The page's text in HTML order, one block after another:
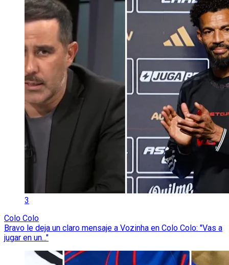
3
Colo Colo
Bravo le deja un claro mensaje a Vozinha en Colo Colo: "Vas a
jugar en un..."